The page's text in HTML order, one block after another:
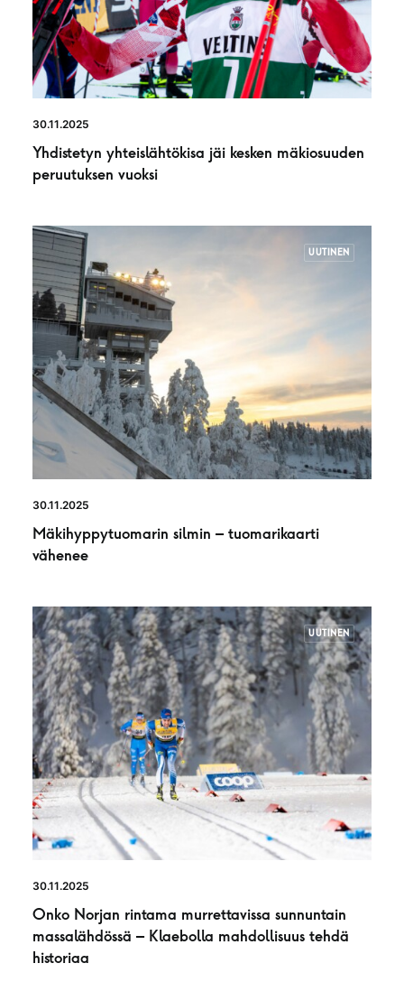
30.11.2025
Yhdistetyn yhteislähtökisa jäi kesken mäkiosuuden
peruutuksen vuoksi
UUTINEN
30.11.2025
Mäkihyppytuomarin silmin – tuomarikaarti
vähenee
UUTINEN
30.11.2025
Onko Norjan rintama murrettavissa sunnuntain
massalähdössä – Klaebolla mahdollisuus tehdä
historiaa